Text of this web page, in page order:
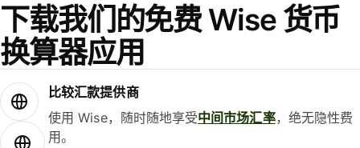
下载我们的免费 Wise 货币
换算器应用
比较汇款提供商
使用 Wise，随时随地享受中间市场汇率，绝无隐性费
用。